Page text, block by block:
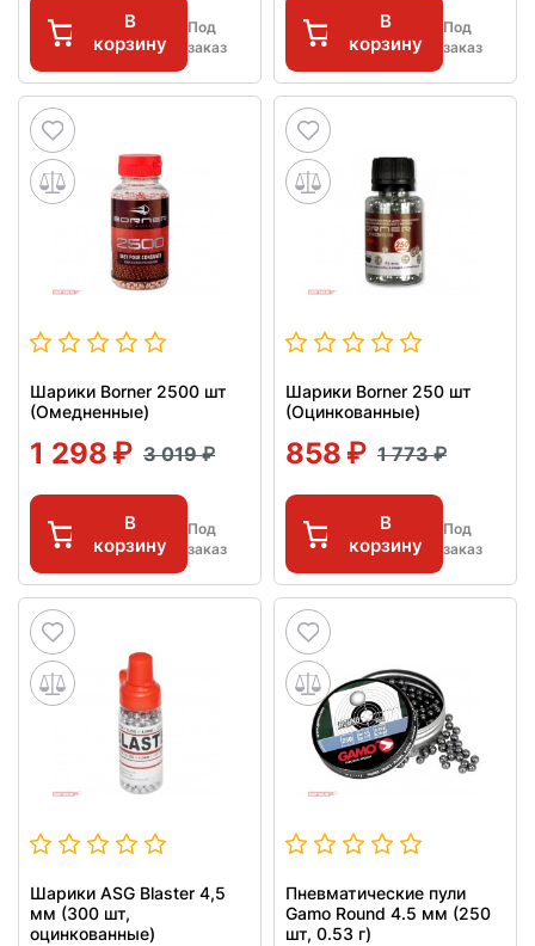
В
корзину
Под
заказ
В
корзину
Под
заказ
Шарики Borner 2500 шт
(Омедненные)
1 298 3 019
В
корзину
Под
заказ
Шарики Borner 250 шт
(Оцинкованные)
858 1 773
В
корзину
Под
заказ
Шарики ASG Blaster 4,5
мм (300 шт,
оцинкованные)
Пневматические пули
Gamo Round 4.5 мм (250
шт, 0.53 г)